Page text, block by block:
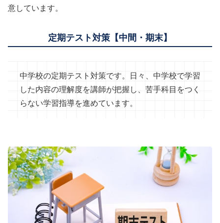
意しています。
定期テスト対策【中間・期末】
中学校の定期テスト対策です。日々、中学校で学習
した内容の理解度を講師が把握し、苦手科目をつく
らない学習指導を進めています。